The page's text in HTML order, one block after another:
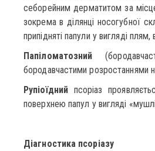
себорейним дерматитом за
зокрема в ділянці носогубної
припідняті папули у вигляді
Папіломатозний
бородавчастими розростаннями
Рупіоїдний псоріаз
поверхнею папул у вигляді
Діагностика псоріазу